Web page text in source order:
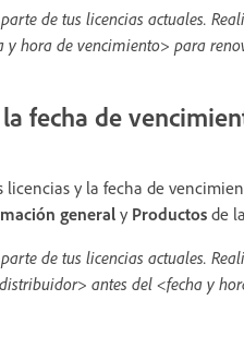
de tus licencias actuales.
hora de vencimiento> para
fecha de
licencias y la fecha de
generaly Productos de la
de tus licencias actuales.
antes del <fecha y